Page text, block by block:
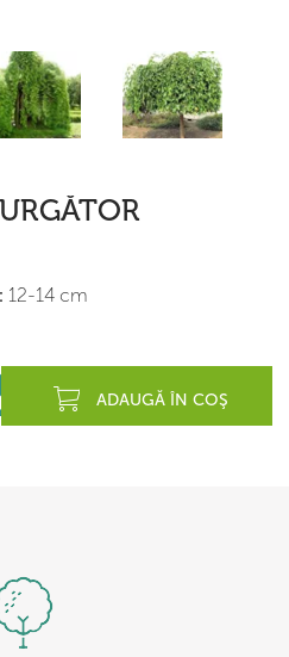
12-14 cm
leiADAUGĂ ÎN COŞ